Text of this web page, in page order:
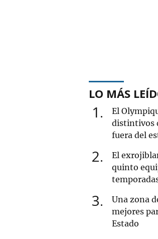
LO MÁS
1
El
distintivos
fuera del
2
El
quinto
3
Una zona
mejores
Estado